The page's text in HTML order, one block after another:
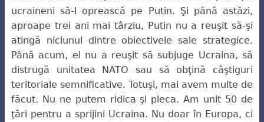
ucraineni să-l oprească pe Putin. Şi până astăzi,
aproape trei ani mai târziu, Putin nu a reuşit să-şi
atingă niciunul dintre obiectivele sale strategice.
Până acum, el nu a reuşit să subjuge Ucraina, să
distrugă unitatea NATO sau să obţină câştiguri
teritoriale semnificative. Totuşi, mai avem multe de
făcut. Nu ne putem ridica şi pleca. Am unit 50 de
ţări pentru a sprijini Ucraina. Nu doar în Europa, ci